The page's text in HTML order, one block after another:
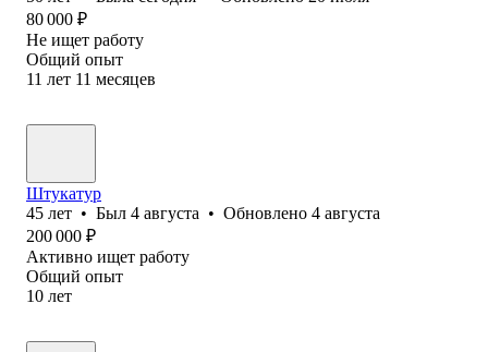
80 000 ₽
Не ищет работу
Общий опыт
11 лет 11 месяцев
Штукатур
45 лет • Был 4 августа • Обновлено 4 августа
200 000 ₽
Активно ищет работу
Общий опыт
10 лет